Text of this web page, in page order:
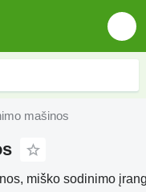
mašinos
miško sodinimo